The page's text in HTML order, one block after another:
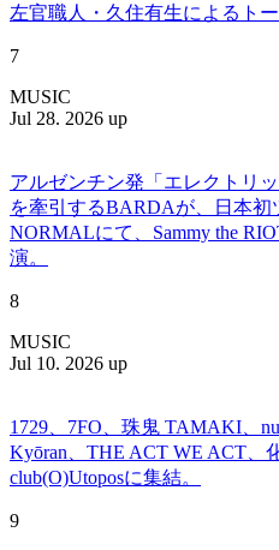
左官職人・久住有生によるトー
7
MUSIC
Jul 28. 2026 up
アルゼンチン発「エレクトリ
を牽引するBARDAが、日本初
NORMALにて、Sammy the
演。
8
MUSIC
Jul 10. 2026 up
1729、7FO、珠鬼 TAMAKI、
Kyōran、THE ACT WE ACT、
club(O)Utoposに集結。
9